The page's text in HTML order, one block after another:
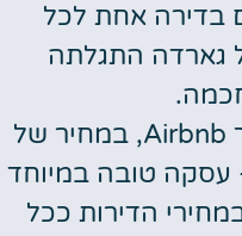
בדירה אחת לכל
גארדה התגלתה
שכרנו דירה מאובזרת דרך Airbnb, במחיר של
14 לילות – עסקה טובה במיוחד
הדירות ככל